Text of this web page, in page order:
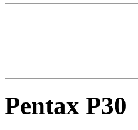
Pentax P30